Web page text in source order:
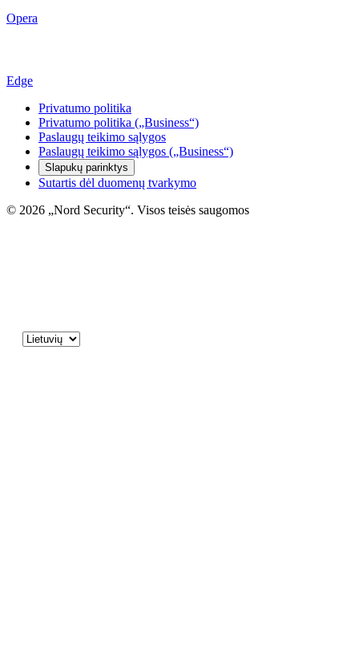
Opera
Edge
Privatumo politika
Privatumo politika („Business“)
Paslaugų teikimo sąlygos
Paslaugų teikimo sąlygos („Business“)
Slapukų parinktys
Sutartis dėl duomenų tvarkymo
© 2026 „Nord Security“. Visos teisės saugomos